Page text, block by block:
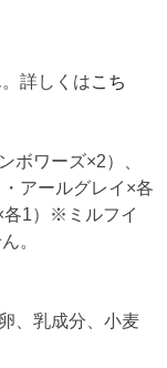
詳しくはこち
ボワーズ×2）、
アールグレイ×各
各1）※ミルフイ
。
、乳成分、小麦